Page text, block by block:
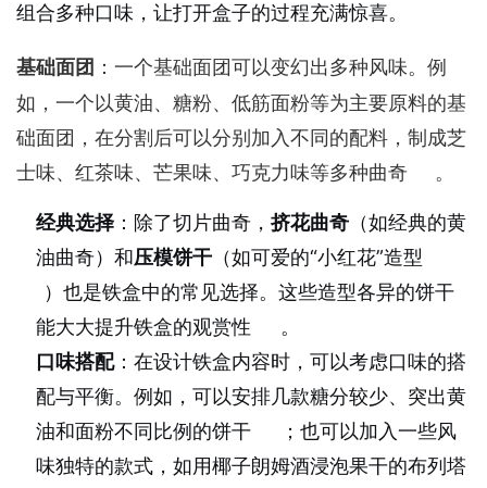
组合多种口味，让打开盒子的过程充满惊喜。
基础面团 ：一个基础面团可以变幻出多种风味。例
如，一个以黄油、糖粉、低筋面粉等为主要原料的基
础面团 ，在分割后可以分别加入不同的配料，制成芝
士味、红茶味、芒果味、巧克力味等多种曲奇
。
经典选择 ：除了切片曲奇， 挤花曲奇 （如经典的黄
油曲奇）和压模饼干 （如可爱的“小红花”造型
）也是铁盒中的常见选择。这些造型各异的饼干
能大大提升铁盒的观赏性
。
口味搭配：在设计铁盒内容时，可以考虑口味的搭
配与平衡。例如，可以安排几款糖分较少、突出黄
油和面粉不同比例的饼干
；也可以加入一些风
味独特的款式，如用椰子朗姆酒浸泡果干的布列塔